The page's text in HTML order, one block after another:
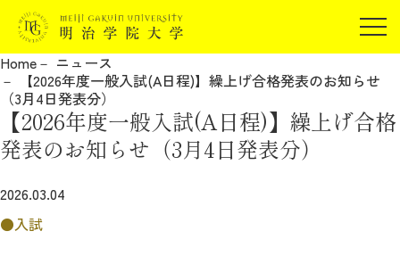
在学生の方
保証人の方
企業・研究者の方
JP EN
Home
ニュース
【2026年度一般入試(A日程)】繰上げ合格発表のお知らせ
（3月4日発表分）
【2026年度一般入試(A日程)】繰上げ合格
発表のお知らせ（3月4日発表分）
2026.03.04
入試